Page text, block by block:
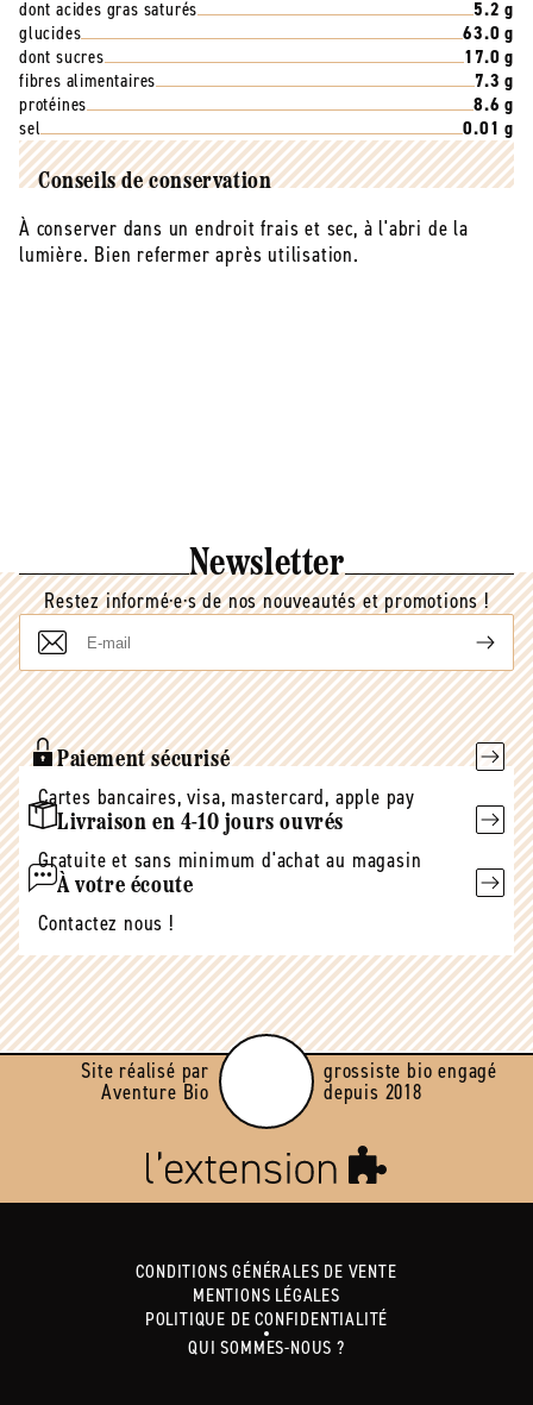
dont acides gras saturés
5.2 g
glucides
63.0 g
dont sucres
17.0 g
fibres alimentaires
7.3 g
protéines
8.6 g
sel
0.01 g
Conseils de conservation
À conserver dans un endroit frais et sec, à l'abri de la
lumière. Bien refermer après utilisation.
Newsletter
Restez informé·e·s de nos nouveautés et promotions !
E-
mail
Paiement sécurisé
Cartes bancaires, visa, mastercard, apple pay
Livraison en 4-10 jours ouvrés
Gratuite et sans minimum d'achat au magasin
À votre écoute
Contactez nous !
Site réalisé par
Aventure Bio
grossiste bio engagé
depuis 2018
CONDITIONS GÉNÉRALES DE VENTE
MENTIONS LÉGALES
POLITIQUE DE CONFIDENTIALITÉ
QUI SOMMES-NOUS ?